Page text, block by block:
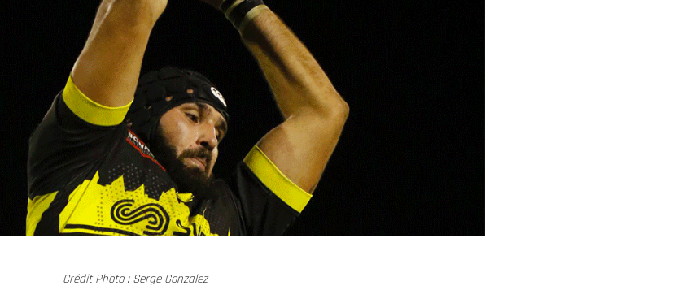
Crédit Photo : Serge Gonzalez